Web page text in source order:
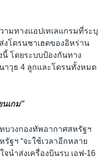
มทางแอปเทเลแกรมที่ระบุ
งโดรนชาเฮดของอิหร่าน
นี้ โดยระบบป้องกันทาง
าวุธ 4 ลูกและโดรนทั้งหมด
นเกม”
บวงกองทัพอากาศสหรัฐฯ
ฐฯ “จะใช้เวลาอีกหลาย
จนำส่งเครื่องบินรบ เอฟ-16